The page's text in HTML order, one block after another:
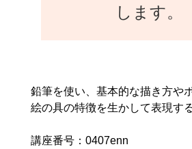
します。
鉛筆を使い、基本的な描き方や
絵の具の特徴を生かして表現す
講座番号：0407enn